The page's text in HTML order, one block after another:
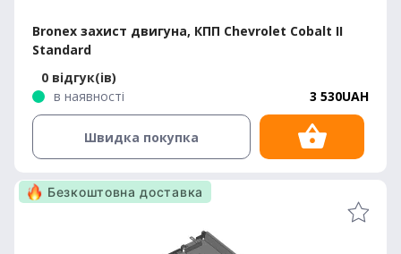
Bronex захист двигуна, КПП Chevrolet Cobalt II
Standard
0 відгук(ів)
в наявності
3 530UAH
Швидка покупка
Безкоштовна доставка